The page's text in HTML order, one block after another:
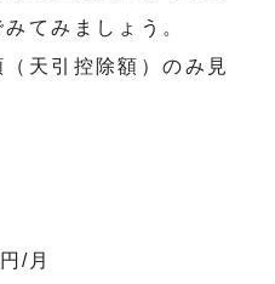
てみましょう。
天引控除額）のみ見
/月